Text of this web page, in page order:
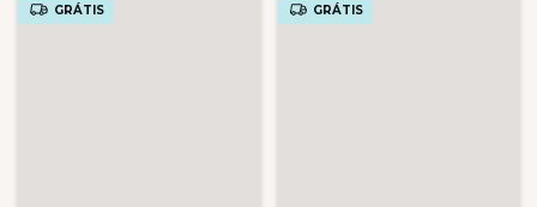
GRÁTIS GRÁTIS